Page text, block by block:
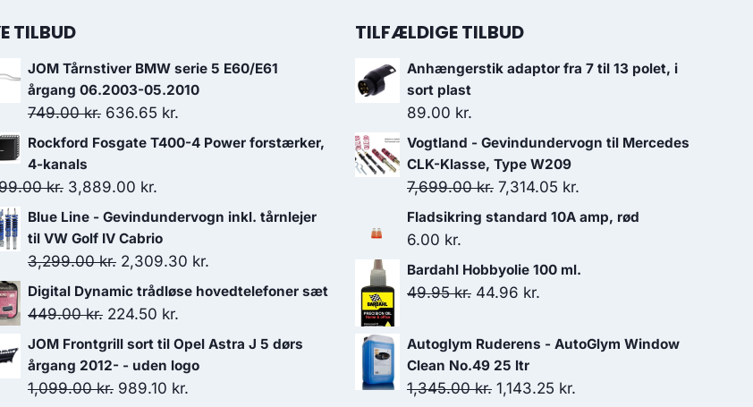
TILBUD
JOM Tårnstiver BMW serie 5 E60/E61
årgang 06.2003-05.2010
749.00kr. Den
oprindelige
var:
749.00 kr..
636.65 kr.
aktuelle
636.65 kr..
Rockford Fosgate T400-4 Power forstærker,
4-kanals
kr. Den
oprindelige
pris
var:
4,599.00 kr..
3,889.00 kr.
aktuelle
pris
er:
3,889.00 kr..
Blue Line - Gevindundervogn inkl. tårnlejer
til VW Golf IV Cabrio
3,299.00kr. Den
oprindelige
pris
3,299.00 kr..
2,309.30 kr.
aktuelle
Digital Dynamic trådløse hovedtelefoner sæt
449.00kr. Den
oprindelige
pris
var:
224.50 kr.
aktuelle
pris
er:
JOM Frontgrill sort til Opel Astra J 5 dørs
årgang 2012- - uden logo
1,099.00kr. Den
989.10 kr.
TILFÆLDIGE TILBUD
Anhængerstik adaptor fra 7 til 13 polet, i
sort plast
89.00 kr.
Vogtland - Gevindundervogn til Mercedes
CLK-Klasse, Type W209
7,699.00kr. Den
oprindelige
7,699.00 kr..
7,314.05 kr.
aktuelle
Fladsikring standard 10A amp, rød
6.00 kr.
Bardahl Hobbyolie 100 ml.
49.95kr. Den
pris
var:
49.95 kr..
44.96 kr.
pris
44.96 kr..
Autoglym Ruderens - AutoGlym Window
Clean No.49 25 ltr
1,345.00kr. Den
1,143.25 kr.